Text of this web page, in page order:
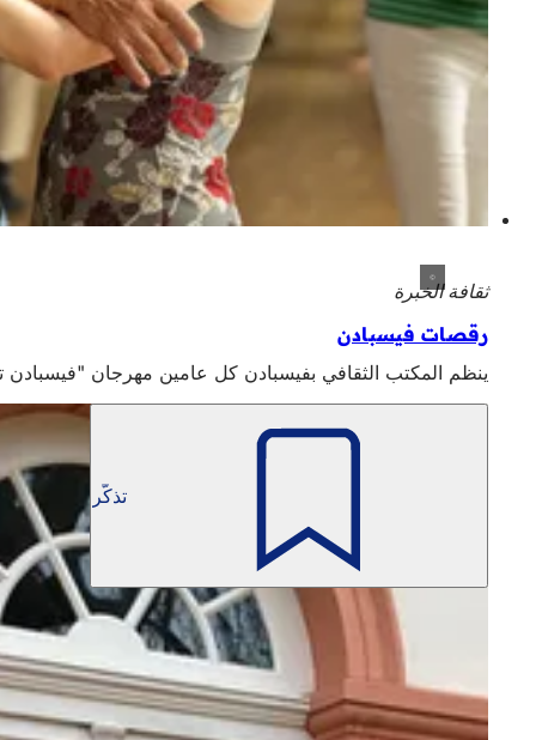
ثقافة الخبرة
رقصات فيسبادن
ينظم المكتب الثقافي بفيسبادن كل عامين مهرجان
تذكّر